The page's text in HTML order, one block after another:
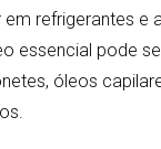
em refrigerantes e
essencial pode
óleos